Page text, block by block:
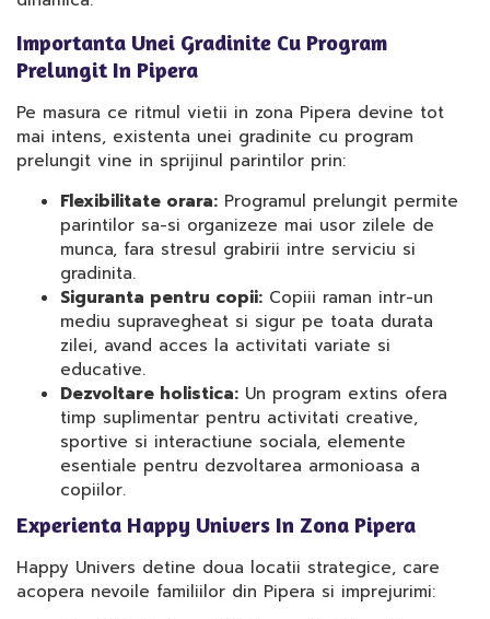
Importanta Unei Gradinite Cu Program
Prelungit In Pipera
Pe masura ce ritmul vietii in zona Pipera devine tot
mai intens, existenta unei gradinite cu program
prelungit vine in sprijinul parintilor prin:
Flexibilitate orara: Programul prelungit permite
parintilor sa-si organizeze mai usor zilele de
munca, fara stresul grabirii intre serviciu si
gradinita.
Siguranta pentru copii: Copiii raman intr-un
mediu supravegheat si sigur pe toata durata
zilei, avand acces la activitati variate si
educative.
Dezvoltare holistica: Un program extins ofera
timp suplimentar pentru activitati creative,
sportive si interactiune sociala, elemente
esentiale pentru dezvoltarea armonioasa a
copiilor.
Experienta Happy Univers In Zona Pipera
Happy Univers detine doua locatii strategice, care
acopera nevoile familiilor din Pipera si imprejurimi: